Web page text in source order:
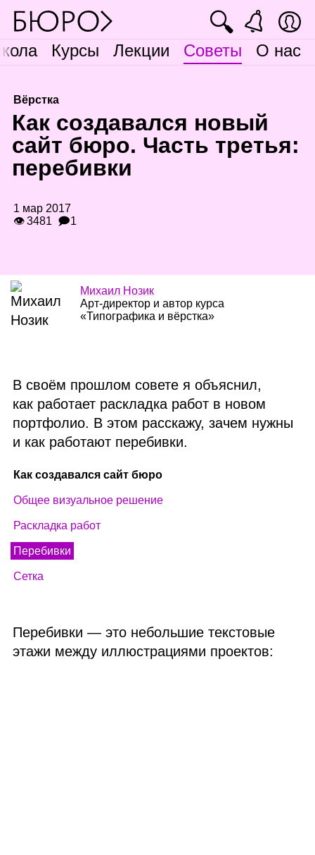
Курсы Лекции Советы О нас
🔍
Вёрстка
Как создавался новый
сайт бюро. Часть третья:
перебивки
1 мар 2017
👁 3481 🗩1
Михаил Нозик
Арт‑директор и автор курса
«Типографика и вёрстка»
В своём прошлом совете я объяснил,
как работает раскладка работ в новом
портфолио. В этом расскажу, зачем нужны
и как работают перебивки.
Как создавался сайт бюро
Общее визуальное решение
Раскладка работ
Перебивки
Сетка
Перебивки — это небольшие текстовые
этажи между иллюстрациями проектов: